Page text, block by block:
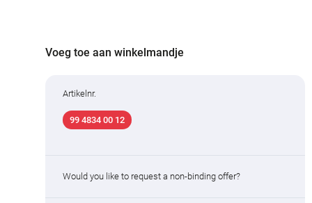
Voeg toe aan winkelmandje
Artikelnr.
99 4834 00 12
Would you like to request a non-binding offer?